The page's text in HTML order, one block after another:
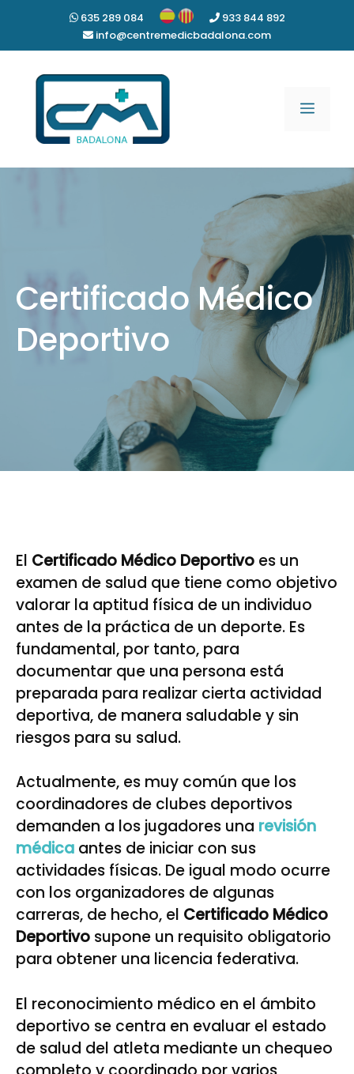
contenido
635 289 084
933 844 892
info@centremedicbadalona.com
Menú
Certificado Médico
Deportivo
El Certificado Médico Deportivo es un
examen de salud que tiene como objetivo
valorar la aptitud física de un individuo
antes de la práctica de un deporte. Es
fundamental, por tanto, para
documentar que una persona está
preparada para realizar cierta actividad
deportiva, de manera saludable y sin
riesgos para su salud.
Actualmente, es muy común que los
coordinadores de clubes deportivos
demanden a los jugadores una revisión
médica antes de iniciar con sus
actividades físicas. De igual modo ocurre
con los organizadores de algunas
carreras, de hecho, el Certificado Médico
Deportivo supone un requisito obligatorio
para obtener una licencia federativa.
El reconocimiento médico en el ámbito
deportivo se centra en evaluar el estado
de salud del atleta mediante un chequeo